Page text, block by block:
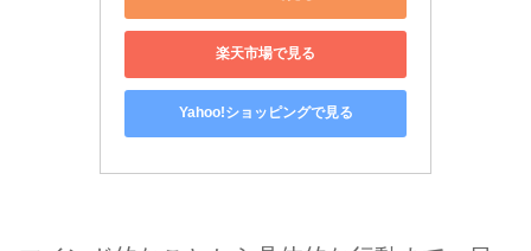
楽天市場で見る
Yahoo!ショッピングで見る